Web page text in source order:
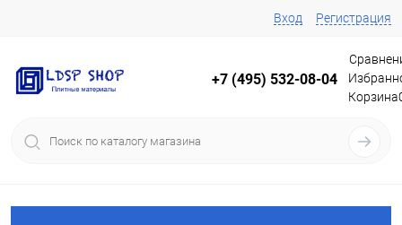
Вход Регистрация
+7 (495) 532-08-04
Корзина